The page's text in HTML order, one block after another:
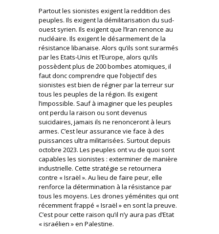
Partout les sionistes exigent la reddition des
peuples. Ils exigent la démilitarisation du sud-
ouest syrien. Ils exigent que l’Iran renonce au
nucléaire. Ils exigent le désarmement de la
résistance libanaise. Alors qu’ils sont surarmés
par les Etats-Unis et l’Europe, alors qu’ils
possèdent plus de 200 bombes atomiques, il
faut donc comprendre que l’objectif des
sionistes est bien de régner par la terreur sur
tous les peuples de la région. Ils exigent
l’impossible. Sauf à imaginer que les peuples
ont perdu la raison ou sont devenus
suicidaires, jamais ils ne renonceront à leurs
armes. C’est leur assurance vie face à des
puissances ultra militarisées. Surtout depuis
octobre 2023. Les peuples ont vu de quoi sont
capables les sionistes : exterminer de manière
industrielle. Cette stratégie se retournera
contre « Israël ». Au lieu de faire peur, elle
renforce la détermination à la résistance par
tous les moyens. Les drones yéménites qui ont
récemment frappé « Israël » en sont la preuve.
C’est pour cette raison qu’il n’y aura pas d’Etat
« israélien » en Palestine.